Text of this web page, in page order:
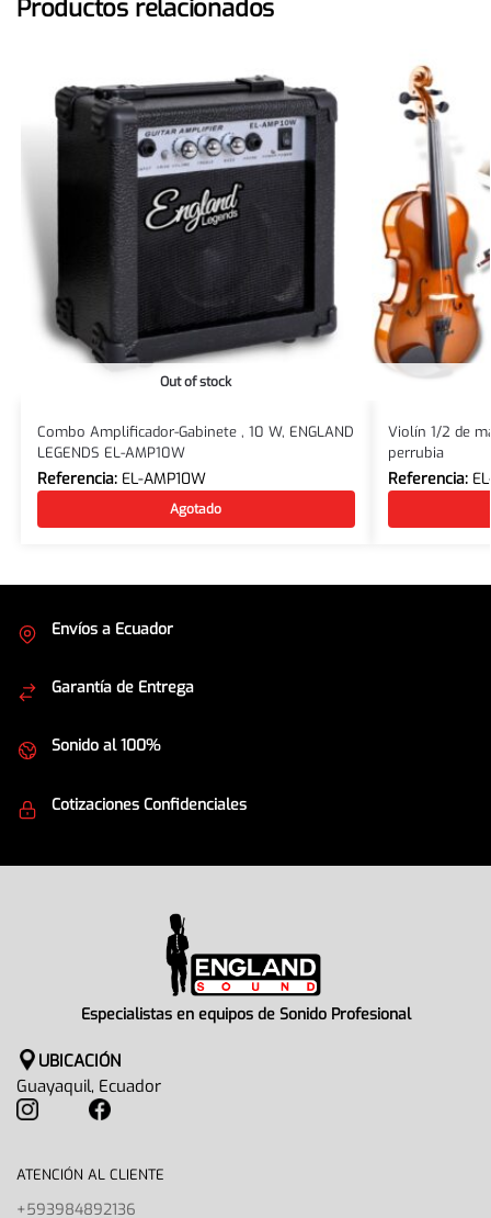
Cono de papel,
Dimensión
13 x 28 x 28
Peso
1.68
Unidades de Venta(UV)
1
Unidades Cartón
Estándar(UCE)
1
Unidades Cartón
Máster(UCM)
1
Productos relacionados
Out of stock
Combo Amplificador-Gabinete , 10 W, ENGLAND
LEGENDS EL-AMP10W
Referencia: EL-AMP10W
Agotado
Violín 1/2 de
perrubia
Referencia:
Envíos a Ecuador
Garantía de Entrega
Sonido al 100%
Cotizaciones Confidenciales
Especialistas en equipos de Sonido Profesional
UBICACIÓN
Guayaquil, Ecuador
ATENCIÓN AL CLIENTE
+593984892136